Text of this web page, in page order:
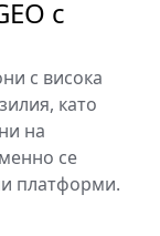
с
с висока
като
на
се
платформи.